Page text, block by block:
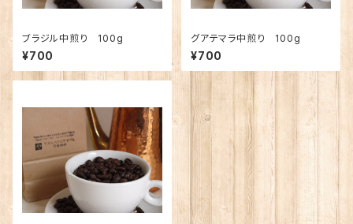
ブラジル中煎り 100g
¥700
グアテマラ中煎り 100g
¥700